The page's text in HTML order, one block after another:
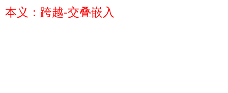
本义：跨越-交叠嵌入